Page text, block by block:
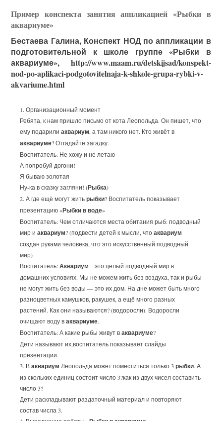
Пример конспекта занятия аппликацией «Рыбки в
аквариуме»
Бестаева Галина, Конспект НОД по аппликации в
подготовительной к школе группе «Рыбки в
аквариуме», http://www.maam.ru/detskijsad/konspekt-
nod-po-aplikaci-podgotovitelnaja-k-shkole-grupa-rybki-v-
akvariume.html
1. Организационный момент
Ребята, к нам пришло письмо от кота Леопольда. Он пишет, что
ему подарилиаквариум, а там никого нет. Кто живёт в
аквариуме? Отгадайте загадку.
Воспитатель: Не хожу и не летаю
А попробуй догони!
Я бываю золотая
Ну-ка в сказку загляни! (Рыбка)
2. А где ещё могут житьрыбки? Воспитатель показывает
презентацию «Рыбки в воде»
Воспитатель: Чем отличаются места обитания рыб: подводный
мир иаквариум? (подвести детей к мысли, чтоаквариум
создан руками человека, что это искусственный подводный
мир)
Воспитатель:Аквариум – это целый подводный мир в
домашних условиях. Мы не можем жить без воздуха, так и рыбы
не могут жить без воды — это их дом. На дне может быть много
разноцветных камушков, ракушек, а ещё много разных
растений. Как они называются? (водоросли). Водоросли
очищают воду ваквариуме.
Воспитатель: А какие рыбы живут ваквариуме?
Дети называют их,воспитатель показывает слайды
презентации.
3. Ваквариум Леопольда может поместиться только 3рыбки. А
из скольких единиц состоит число 3?как из двух чисел составить
число 3?
Дети раскладывают раздаточный материал и повторяют
состав числа 3.